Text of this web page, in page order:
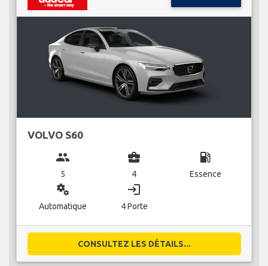
VOLVO S60
group
5
business_center
4
local_gas_station
Essence
miscellaneous_services
Automatique
login
4 Porte
CONSULTEZ LES DÉTAILS...